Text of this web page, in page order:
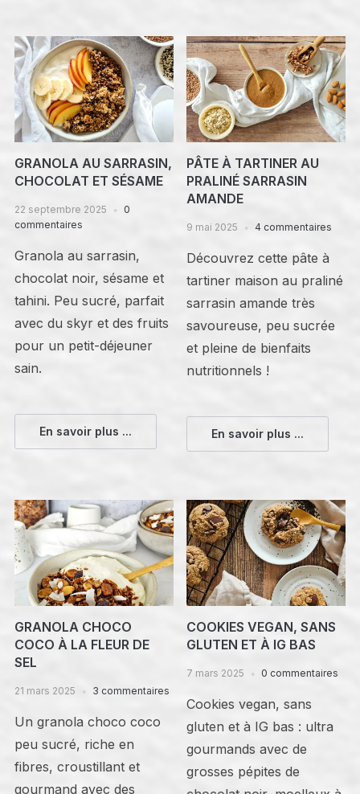
GRANOLA AU SARRASIN,
CHOCOLAT ET SÉSAME
22 septembre 2025
0
commentaires
Granola au sarrasin,
chocolat noir, sésame et
tahini. Peu sucré, parfait
avec du skyr et des fruits
pour un petit-déjeuner
sain.
En savoir plus ...
PÂTE À TARTINER AU
PRALINÉ SARRASIN
AMANDE
9 mai 2025 4 commentaires
Découvrez cette pâte à
tartiner maison au praliné
sarrasin amande très
savoureuse, peu sucrée
et pleine de bienfaits
nutritionnels !
En savoir plus ...
GRANOLA CHOCO
COCO À LA FLEUR DE
SEL
21 mars 2025 3 commentaires
Un granola choco coco
peu sucré, riche en
fibres, croustillant et
gourmand avec des
COOKIES VEGAN, SANS
GLUTEN ET À IG BAS
7 mars 2025 0 commentaires
Cookies vegan, sans
gluten et à IG bas : ultra
gourmands avec de
grosses pépites de